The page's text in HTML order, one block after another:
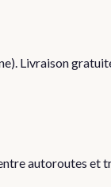
Livraison
autoroutes et